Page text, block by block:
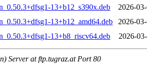
13+b12_s390x.deb
2026-
13+b12_amd64.deb
2026-
13+b8_riscv64.deb
2026-
Server at ftp.tugraz.at Port 80